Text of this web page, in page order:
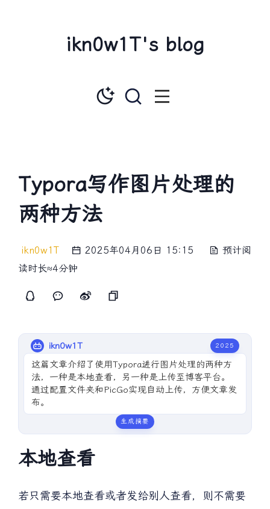
ikn0w1T's blog
Typora写作图片处理的
两种方法
ikn0w1T 2025年04月06日 15:15
预计阅
读时长≈4分钟
ikn0w1T 2025
这篇文章介绍了使用Typora进行图片处理的两种方
法，一种是本地查看，另一种是上传至博客平台。
通过配置文件夹和PicGo实现自动上传，方便文章发
布。
生成摘要
本地查看
若只需要本地查看或者发给别人查看，则不需要